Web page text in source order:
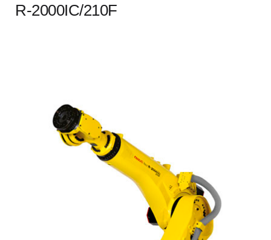
R-2000IC/210F